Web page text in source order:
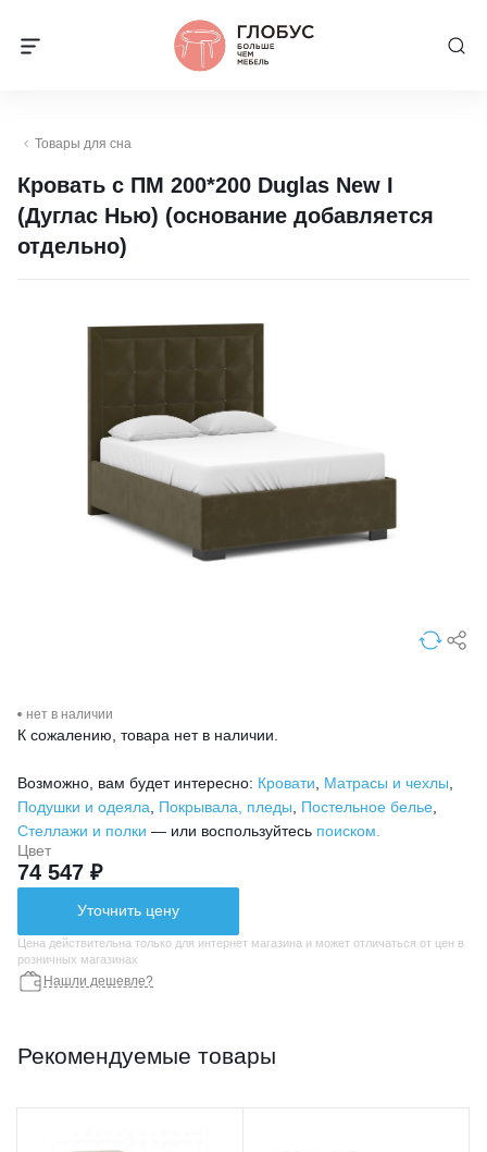
Товары для сна
Кровать с ПМ 200*200 Duglas New I
(Дуглас Нью) (основание добавляется
отдельно)
нет в наличии
К сожалению, товара нет в наличии.
Возможно, вам будет интересно: Кровати Матрасы и чехлы
Подушки и одеяла
Покрывала, пледы Постельное белье
Стеллажи и полки — или воспользуйтесь поиском.
Цвет
74 547 ₽
Уточнить цену
Цена действительна только для интернет магазина и может отличаться от цен в
розничных магазинах
Нашли дешевле?
Рекомендуемые товары